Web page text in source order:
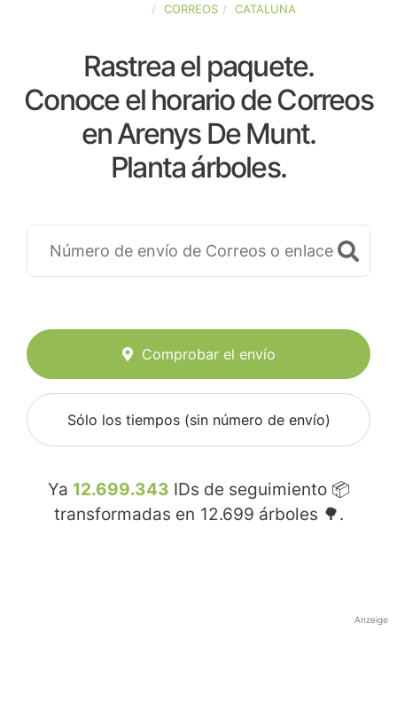
CORREOS CATALUNA
Rastrea el paquete.
Conoce el horario de Correos
en Arenys De Munt.
Planta árboles.
Comprobar el envío
Sólo los tiempos (sin número de envío)
Ya 12.699.343 IDs de seguimiento 📦
transformadas en 12.699 árboles 🌳.
Anzeige